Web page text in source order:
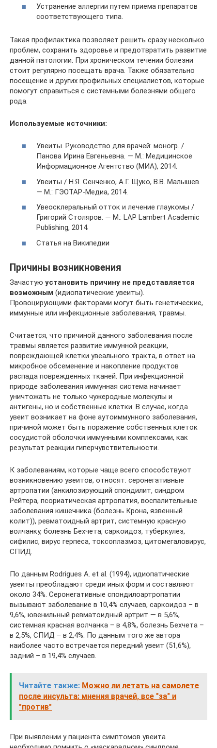
Устранение аллергии путем приема препаратов
соответствующего типа.
Такая профилактика позволяет решить сразу несколько
проблем, сохранить здоровье и предотвратить развитие
данной патологии. При хроническом течении болезни
стоит регулярно посещать врача. Также обязательно
посещение и других профильных специалистов, которые
помогут справиться с системными болезнями общего
рода.
Используемые источники:
Увеиты. Руководство для врачей: моногр. /
Панова Ирина Евгеньевна. — М.: Медицинское
Информационное Агентство (МИА), 2014.
Увеиты / Н.Я. Сенченко, А.Г. Щуко, В.В. Малышев.
— М.: ГЭОТАР-Медиа, 2014.
Увеосклеральный отток и лечение глаукомы /
Григорий Столяров. — М.: LAP Lambert Academic
Publishing, 2014.
Статья на Википедии
Причины возникновения
Зачастую установить причину не представляется
возможным (идиопатические увеиты).
Провоцирующими факторами могут быть генетические,
иммунные или инфекционные заболевания, травмы.
Считается, что причиной данного заболевания после
травмы является развитие иммунной реакции,
повреждающей клетки увеального тракта, в ответ на
микробное обсеменение и накопление продуктов
распада поврежденных тканей. При инфекционной
природе заболевания иммунная система начинает
уничтожать не только чужеродные молекулы и
антигены, но и собственные клетки. В случае, когда
увеит возникает на фоне аутоиммунного заболевания,
причиной может быть поражение собственных клеток
сосудистой оболочки иммунными комплексами, как
результат реакции гиперчувствительности.
К заболеваниям, которые чаще всего способствуют
возникновению увеитов, относят: серонегативные
артропатии (анкилозирующий спондилит, синдром
Рейтера, псориатическая артропатия, воспалительные
заболевания кишечника (болезнь Крона, язвенный
колит)), ревматоидный артрит, системную красную
волчанку, болезнь Бехчета, саркоидоз, туберкулез,
сифилис, вирус герпеса, токсоплазмоз, цитомегаловирус,
СПИД.
По данным Rodrigues A. et al. (1994), идиопатические
увеиты преобладают среди иных форм и составляют
около 34%. Серонегативные спондилоартропатии
вызывают заболевание в 10,4% случаев, саркоидоз – в
9,6%, ювенильный ревматоидный артрит — в 5,6%,
системная красная волчанка – в 4,8%, болезнь Бехчета –
в 2,5%, СПИД – в 2,4%. По данным того же автора
наиболее часто встречается передний увеит (51,6%),
задний – в 19,4% случаев.
Читайте также: Можно ли летать на самолете
после инсульта: мнения врачей, все "за" и
"против"
При выявлении у пациента симптомов увеита